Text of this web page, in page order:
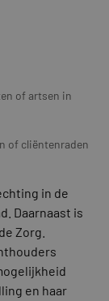
of artsen in
of cliëntenraden
in de
Daarnaast is
Zorg.
en haar